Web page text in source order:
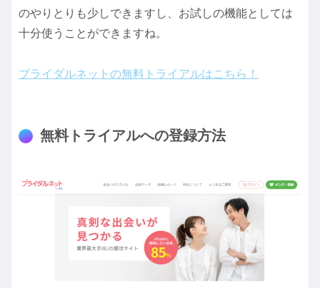
のやりとりも少しできますし、お試しの機能としては
十分使うことができますね。
ブライダルネットの無料トライアルはこちら！
無料トライアルへの登録方法